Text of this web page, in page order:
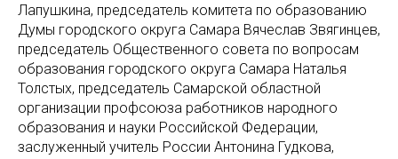
Лапушкина, председатель комитета по образованию
Думы городского округа Самара Вячеслав Звягинцев,
председатель Общественного совета по вопросам
образования городского округа Самара Наталья
Толстых, председатель Самарской областной
организации профсоюза работников народного
образования и науки Российской Федерации,
заслуженный учитель России Антонина Гудкова,